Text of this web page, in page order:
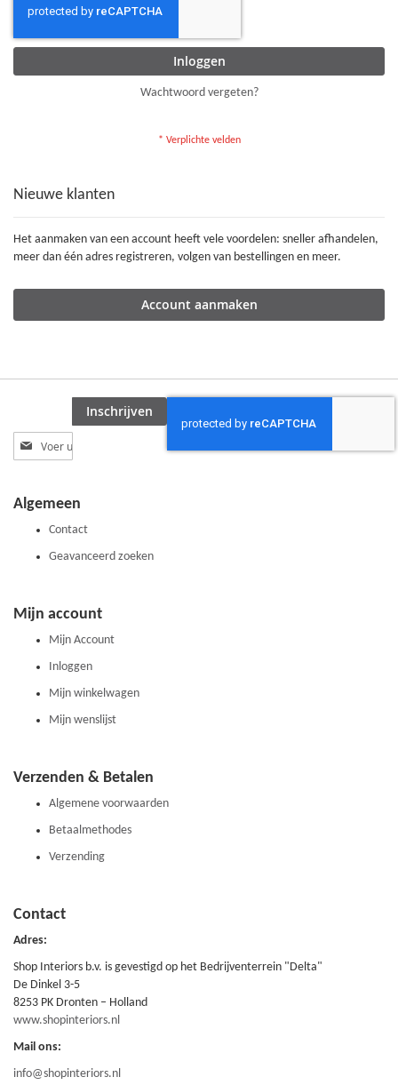
Inloggen
Wachtwoord vergeten?
Nieuwe klanten
Het aanmaken van een account heeft vele voordelen: sneller afhandelen,
meer dan één adres registreren, volgen van bestellingen en meer.
Account aanmaken
Abonneer
u
nieuwsbrief
Inschrijven
Algemeen
Contact
Geavanceerd zoeken
Mijn account
Mijn Account
Inloggen
Mijn winkelwagen
Mijn wenslijst
Verzenden & Betalen
Algemene voorwaarden
Betaalmethodes
Verzending
Contact
Adres:
Shop Interiors b.v. is gevestigd op het Bedrijventerrein "Delta"
De Dinkel 3-5
8253 PK Dronten – Holland
www.shopinteriors.nl
Mail ons:
info@shopinteriors.nl